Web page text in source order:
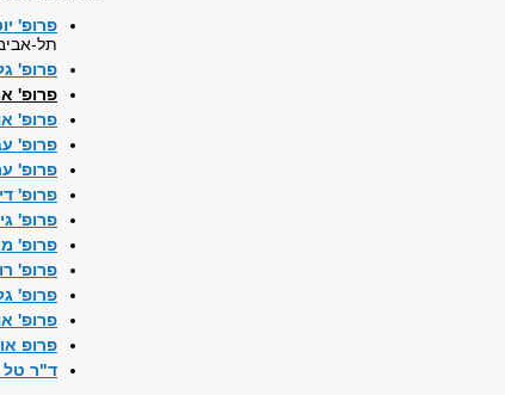
פרופ'
תל-
פרופ'
פרופ'
פרופ'
פרופ'
פרופ'
פרופ'
פרופ'
פרופ'
פרופ'
פרופ'
פרופ'
פרופ
ד"ר טל